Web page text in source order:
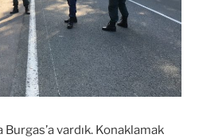
vardık. Konaklamak